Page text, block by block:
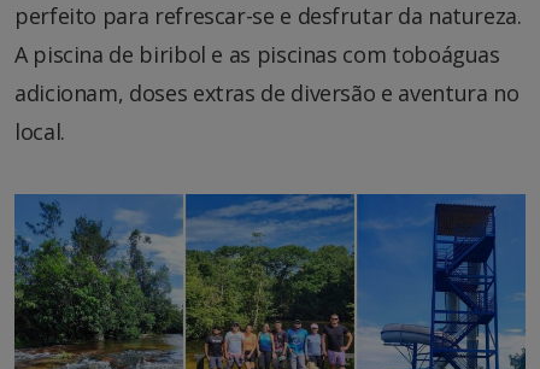
perfeito para refrescar-se e desfrutar da natureza.
A piscina de biribol e as piscinas com toboáguas
adicionam, doses extras de diversão e aventura no
local.